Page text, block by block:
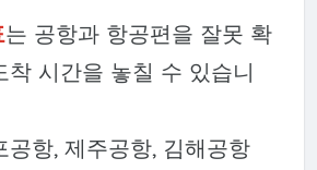
는 공항과 항공편을 잘못 확
착 시간을 놓칠 수 있습니
공항, 제주공항, 김해공항